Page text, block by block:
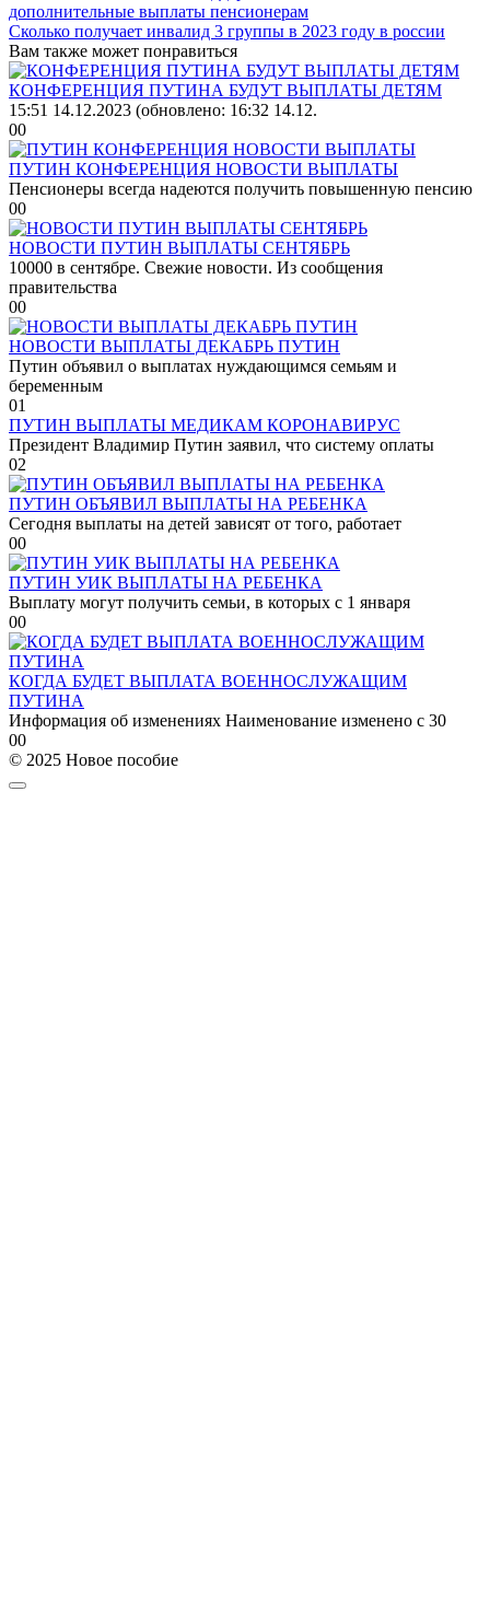
Сколько получает инвалид 3 группы в 2023 году в россии
Вам также может понравиться
КОНФЕРЕНЦИЯ ПУТИНА БУДУТ ВЫПЛАТЫ ДЕТЯМ
15:51 14.12.2023 (обновлено: 16:32 14.12.
00
ПУТИН КОНФЕРЕНЦИЯ НОВОСТИ ВЫПЛАТЫ
Пенсионеры всегда надеются получить повышенную пенсию
00
НОВОСТИ ПУТИН ВЫПЛАТЫ СЕНТЯБРЬ
10000 в сентябре. Свежие новости. Из сообщения
правительства
00
НОВОСТИ ВЫПЛАТЫ ДЕКАБРЬ ПУТИН
Путин объявил о выплатах нуждающимся семьям и
беременным
01
ПУТИН ВЫПЛАТЫ МЕДИКАМ КОРОНАВИРУС
Президент Владимир Путин заявил, что систему оплаты
02
ПУТИН ОБЪЯВИЛ ВЫПЛАТЫ НА РЕБЕНКА
Сегодня выплаты на детей зависят от того, работает
00
ПУТИН УИК ВЫПЛАТЫ НА РЕБЕНКА
Выплату могут получить семьи, в которых с 1 января
00
КОГДА БУДЕТ ВЫПЛАТА ВОЕННОСЛУЖАЩИМ
ПУТИНА
Информация об изменениях Наименование изменено с 30
00
© 2025 Новое пособие